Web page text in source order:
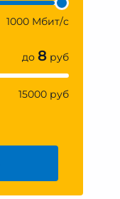
1000 Мбит/с
до 8 руб
15000 руб